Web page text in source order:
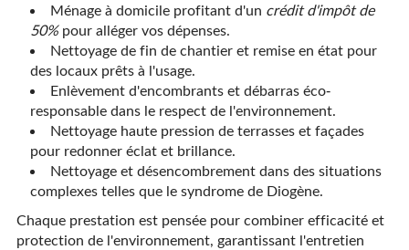
Ménage à domicile profitant d'un crédit d'impôt de
50%pour alléger vos dépenses.
Nettoyage de fin de chantier et remise en état pour
des locaux prêts à l'usage.
Enlèvement d'encombrants et débarras éco-
responsable dans le respect de l'environnement.
Nettoyage haute pression de terrasses et façades
pour redonner éclat et brillance.
Nettoyage et désencombrement dans des situations
complexes telles que le syndrome de Diogène.
Chaque prestation est pensée pour combiner efficacité et
protection de l'environnement, garantissant l'entretien